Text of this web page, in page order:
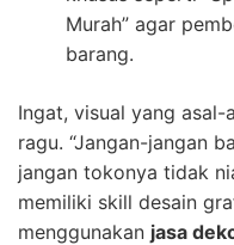
Murah” agar
barang.
Ingat, visual yang asal-
ragu. “Jangan-jangan
jangan tokonya tidak
memiliki skill desain
menggunakan jasa